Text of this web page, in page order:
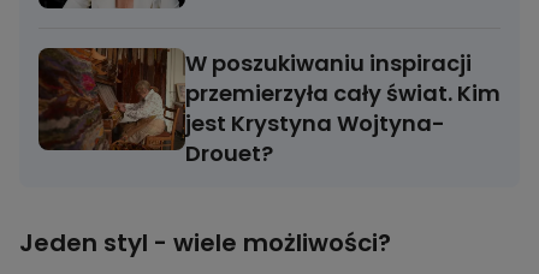
W poszukiwaniu inspiracji
przemierzyła cały świat. Kim
jest Krystyna Wojtyna-
Drouet?
Jeden styl - wiele możliwości?